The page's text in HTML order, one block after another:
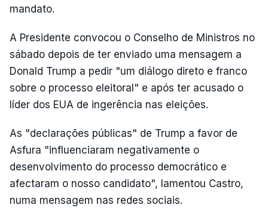
mandato.
A Presidente convocou o Conselho de Ministros no
sábado depois de ter enviado uma mensagem a
Donald Trump a pedir "um diálogo direto e franco
sobre o processo eleitoral" e após ter acusado o
líder dos EUA de ingerência nas eleições.
As "declarações públicas" de Trump a favor de
Asfura "influenciaram negativamente o
desenvolvimento do processo democrático e
afectaram o nosso candidato", lamentou Castro,
numa mensagem nas redes sociais.